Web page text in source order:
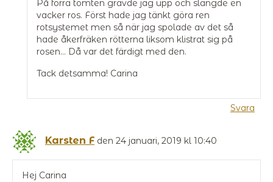
På förra tomten grävde jag upp och slängde en
vacker ros. Först hade jag tänkt göra ren
rotsystemet men så när jag spolade av det så
hade åkerfräken rötterna liksom klistrat sig på
rosen… Då var det färdigt med den.
Tack detsamma! Carina
Svara
Karsten F den 24 januari, 2019 kl 10:40
Hej Carina